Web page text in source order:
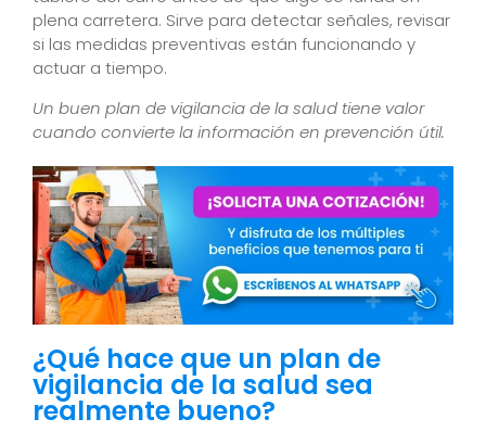
plena carretera. Sirve para detectar señales, revisar
si las medidas preventivas están funcionando y
actuar a tiempo.
Un buen plan de vigilancia de la salud tiene valor
cuando convierte la información en prevención útil.
¿Qué hace que un plan de
vigilancia de la salud sea
realmente bueno?